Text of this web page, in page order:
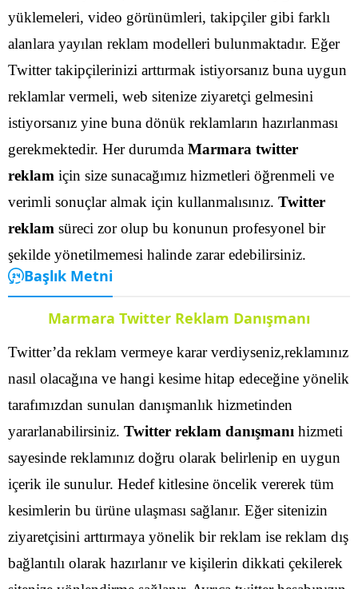
yüklemeleri, video görünümleri, takipçiler gibi farklı
alanlara yayılan reklam modelleri bulunmaktadır. Eğer
Twitter takipçilerinizi arttırmak istiyorsanız buna uygun
reklamlar vermeli, web sitenize ziyaretçi gelmesini
istiyorsanız yine buna dönük reklamların hazırlanması
gerekmektedir. Her durumda Marmara twitter
reklam için size sunacağımız hizmetleri öğrenmeli ve
verimli sonuçlar almak için kullanmalısınız. Twitter
reklam süreci zor olup bu konunun profesyonel bir
şekilde yönetilmemesi halinde zarar edebilirsiniz.
Başlık Metni
Marmara Twitter Reklam Danışmanı
Twitter’da reklam vermeye karar verdiyseniz,reklamınız
nasıl olacağına ve hangi kesime hitap edeceğine yönelik
tarafımızdan sunulan danışmanlık hizmetinden
yararlanabilirsiniz. Twitter reklam danışmanı hizmeti
sayesinde reklamınız doğru olarak belirlenip en uygun
içerik ile sunulur. Hedef kitlesine öncelik vererek tüm
kesimlerin bu ürüne ulaşması sağlanır. Eğer sitenizin
ziyaretçisini arttırmaya yönelik bir reklam ise reklam dış
bağlantılı olarak hazırlanır ve kişilerin dikkati çekilerek